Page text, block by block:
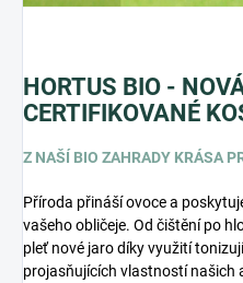
HORTUS BIO -
CERTIFIKOVANÉ
Z NAŠÍ BIO ZAHRADY KRÁSA
Příroda přináší ovoce a
vašeho obličeje. Od čištění po
pleť nové jaro díky využití
projasňujících vlastností našich